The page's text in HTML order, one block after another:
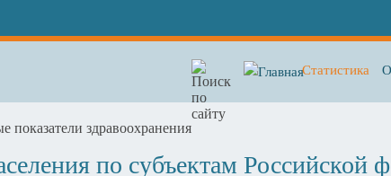
Статистика
показатели здравоохранения
по субъектам Российской